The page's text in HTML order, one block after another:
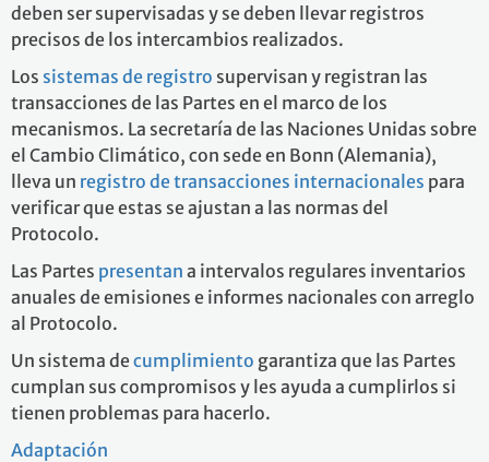
deben ser supervisadas y se deben llevar registros
precisos de los intercambios realizados.
Los sistemas de registro supervisan y registran las
transacciones de las Partes en el marco de los
mecanismos. La secretaría de las Naciones Unidas sobre
el Cambio Climático, con sede en Bonn (Alemania),
lleva un registro de transacciones internacionales para
verificar que estas se ajustan a las normas del
Protocolo.
Las Partes presentan a intervalos regulares inventarios
anuales de emisiones e informes nacionales con arreglo
al Protocolo.
Un sistema decumplimiento garantiza que las Partes
cumplan sus compromisos y les ayuda a cumplirlos si
tienen problemas para hacerlo.
Adaptación